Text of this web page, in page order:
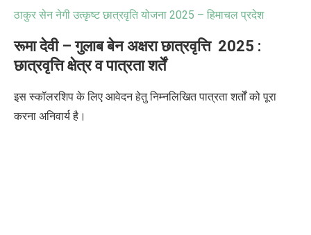
ठाकुर सेन नेगी उत्कृष्ट छात्रवृति योजना 2025 – हिमाचल प्रदेश
रूमा देवी–गुलाब बेन अक्षरा छात्रवृत्ति2025 :
छात्रवृत्ति क्षेत्र व पात्रता शर्तें
इस स्कॉलरशिप के लिए आवेदन हेतु निम्नलिखित पात्रता शर्तों को पूरा
करना अनिवार्य है।